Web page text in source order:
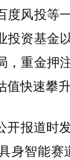
度风投等
投资基金
，重金押
快速攀升
开报道时
身智能赛